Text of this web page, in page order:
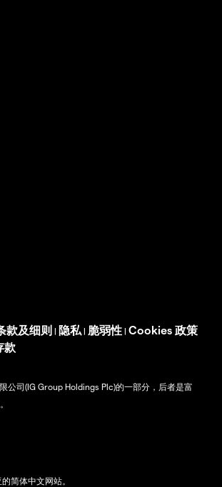
款及细则 | 隐私 | 脆弱性 | Cookies 政策
款
公司(IG Group Holdings Plc)的一部分，后者是富
简体中文网站。